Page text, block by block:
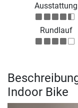
Ausstattung
Rundlauf
Indoor Bike